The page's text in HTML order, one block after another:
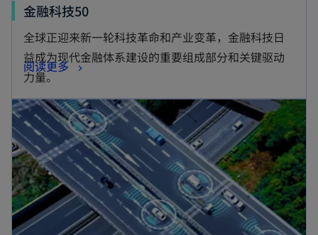
金融科技50
全球正迎来新一轮科技革命和产业变革，金融科技日
益成为现代金融体系建设的重要组成部分和关键驱动
力量。
阅读更多